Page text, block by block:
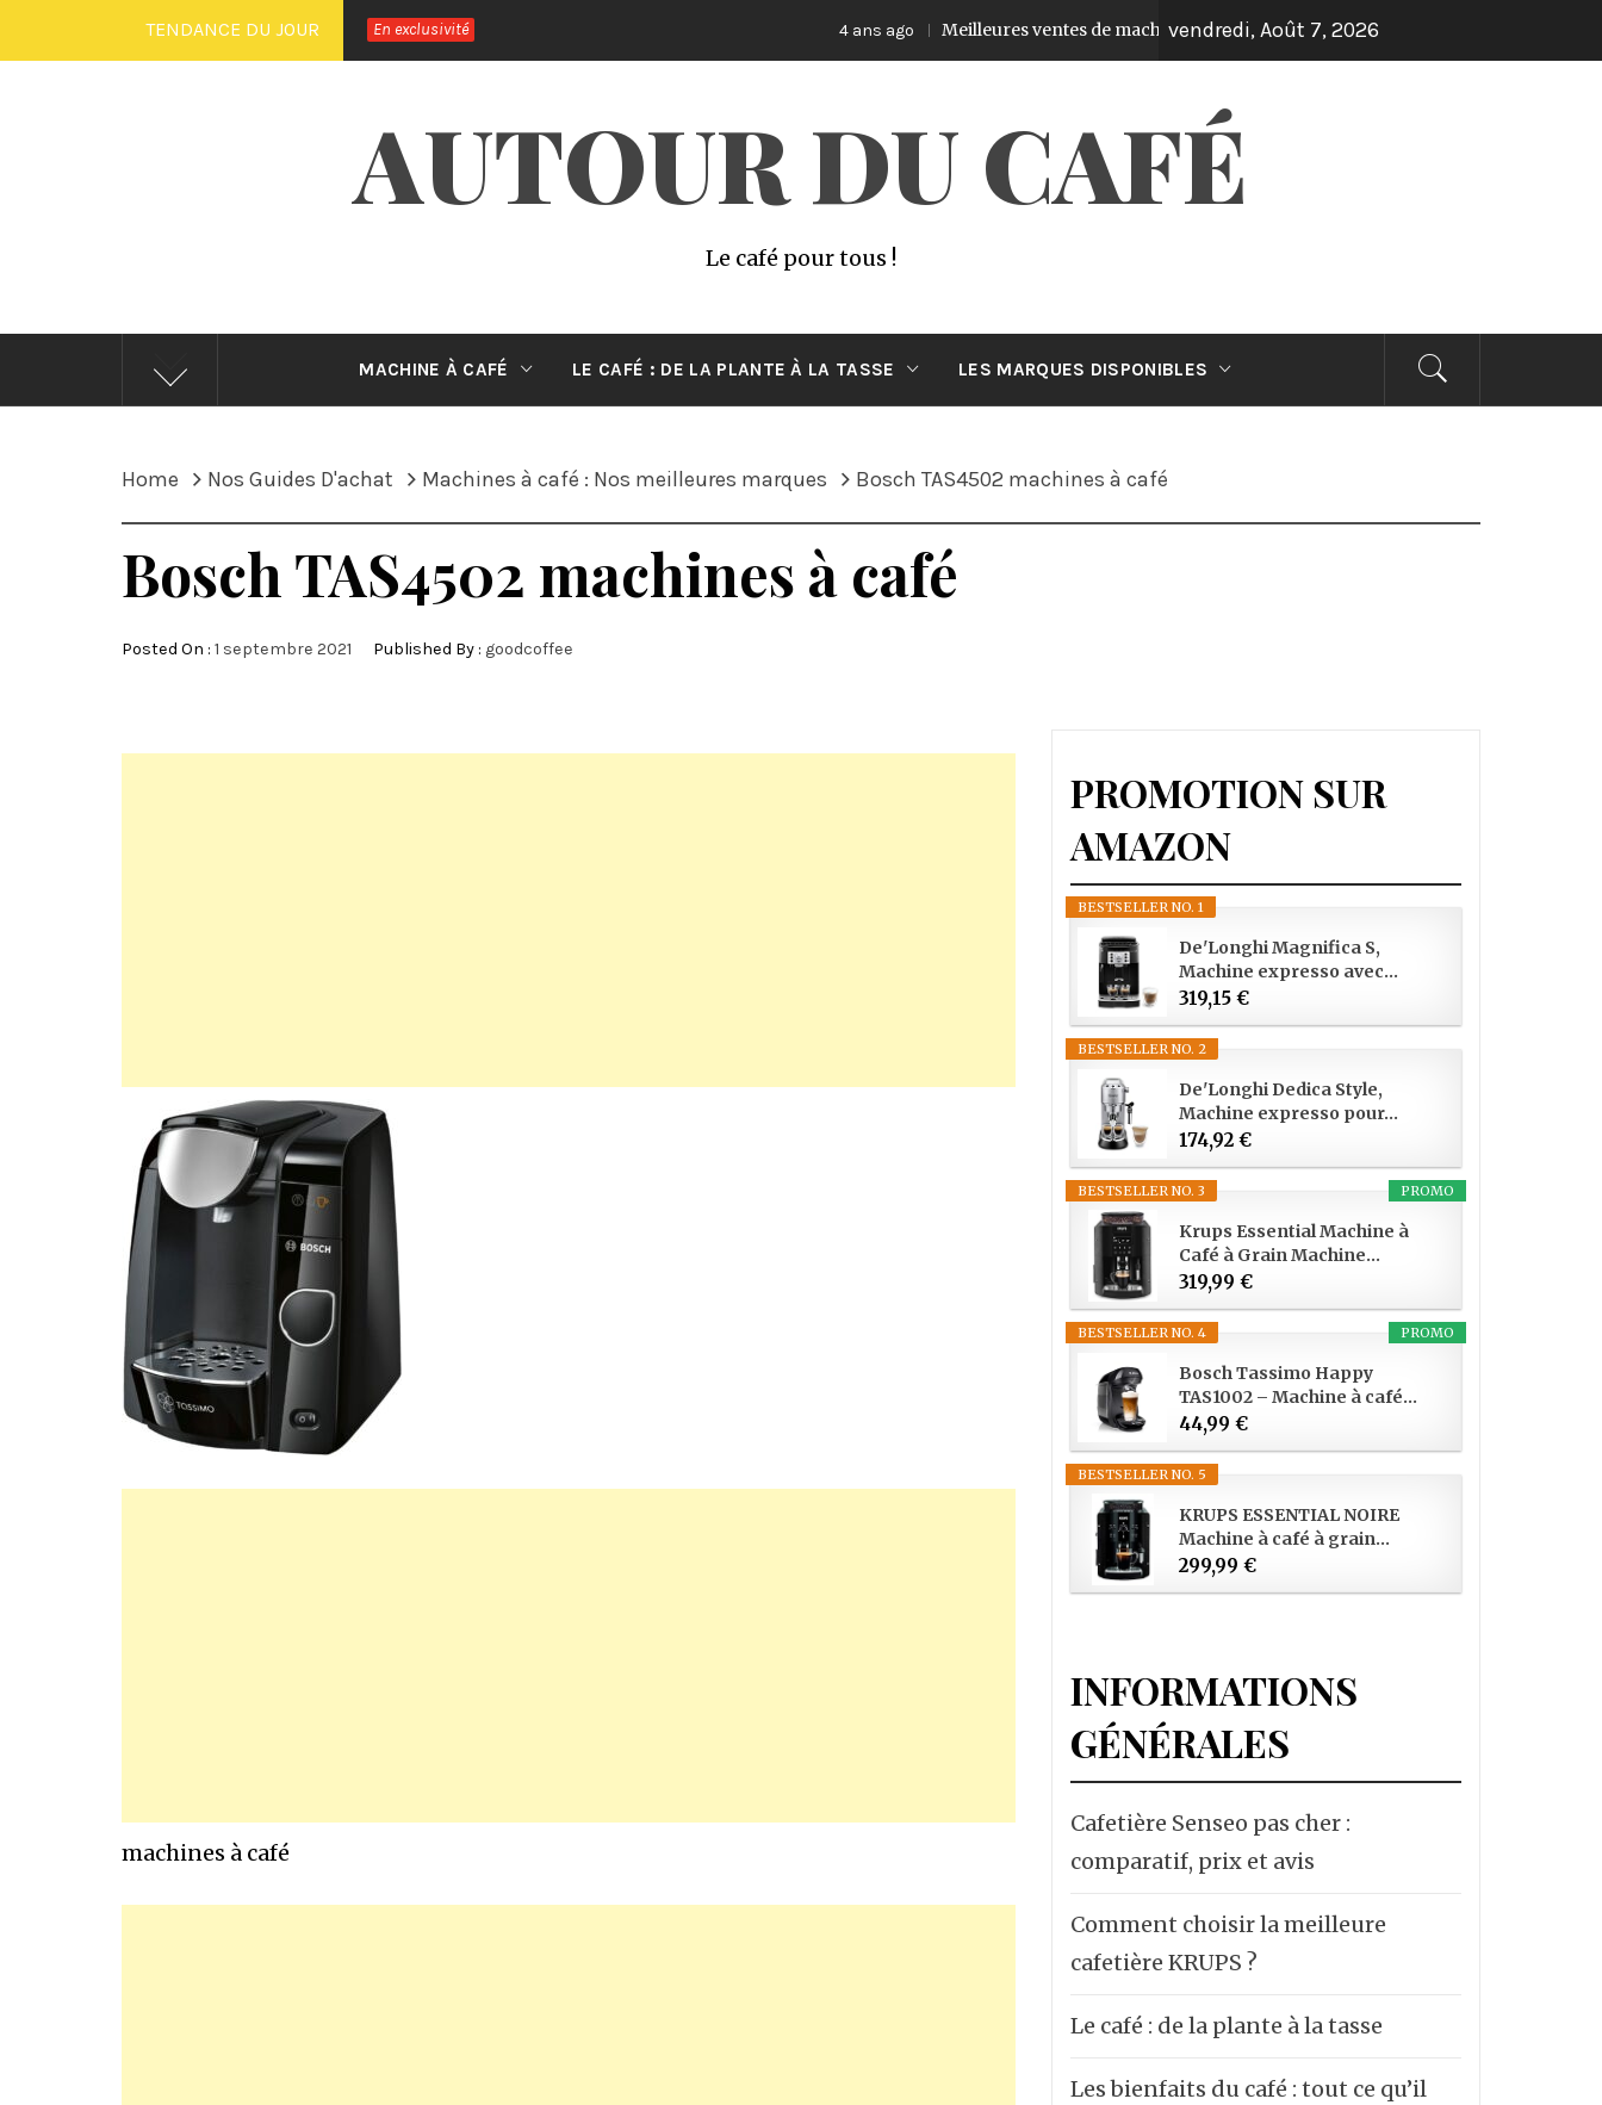
to
TENDANCE DU JOUR En exclusivité 4 ans ago Meilleures ventes de machines à café 5 ans ago Machines à café : Nos
vendredi, Août 7, 2026
AUTOUR DU CAFÉ
Le café pour tous !
MACHINE À CAFÉ LE CAFÉ : DE LA PLANTE À LA TASSE LES MARQUES DISPONIBLES
Home Nos Guides D'achat Machines à café : Nos meilleures marques Bosch TAS4502 machines à café
Bosch TAS4502 machines à café
Posted On : 1 septembre 2021 Published By : goodcoffee
machines à café
PROMOTION SUR
AMAZON
BESTSELLER NO. 1
De'Longhi Magnifica S,
Machine expresso avec...
319,15 €
BESTSELLER NO. 2
De'Longhi Dedica Style,
Machine expresso pour...
174,92 €
PROMO
BESTSELLER NO. 3
Krups Essential Machine à
Café à Grain Machine...
319,99 €
PROMO
BESTSELLER NO. 4
Bosch Tassimo Happy
TAS1002 – Machine à café...
44,99 €
BESTSELLER NO. 5
KRUPS ESSENTIAL NOIRE
Machine à café à grain...
299,99 €
INFORMATIONS
GÉNÉRALES
Cafetière Senseo pas cher :
comparatif, prix et avis
Comment choisir la meilleure
cafetière KRUPS ?
Le café : de la plante à la tasse
Les bienfaits du café : tout ce qu’il